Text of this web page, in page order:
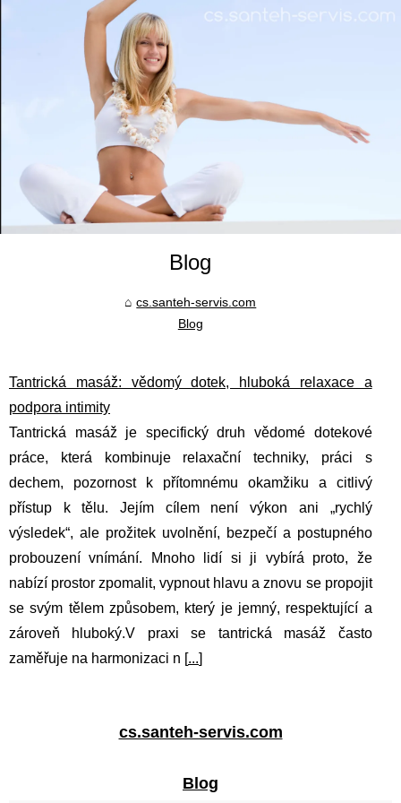
Blog
cs.santeh-servis.com
Blog
Tantrická masáž: vědomý dotek, hluboká relaxace a
podpora intimity
Tantrická masáž je specifický druh vědomé dotekové
práce, která kombinuje relaxační techniky, práci s
dechem, pozornost k přítomnému okamžiku a citlivý
přístup k tělu. Jejím cílem není výkon ani „rychlý
výsledek“, ale prožitek uvolnění, bezpečí a postupného
probouzení vnímání. Mnoho lidí si ji vybírá proto, že
nabízí prostor zpomalit, vypnout hlavu a znovu se propojit
se svým tělem způsobem, který je jemný, respektující a
zároveň hluboký.V praxi se tantrická masáž často
zaměřuje na harmonizaci n [...]
cs.santeh-servis.com
Blog